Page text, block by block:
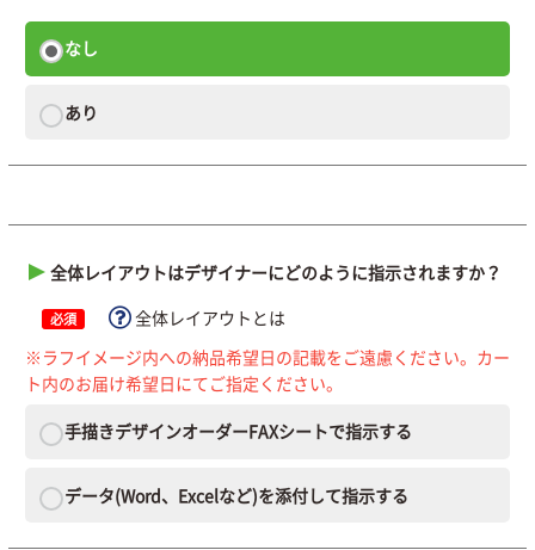
なし
あり
全体レイアウトはデザイナーにどのように指示されますか？
必須
全体レイアウトとは
※ラフイメージ内への納品希望日の記載をご遠慮ください。カー
ト内のお届け希望日にてご指定ください。
手描きデザインオーダーFAXシートで指示する
データ(Word、Excelなど)を添付して指示する